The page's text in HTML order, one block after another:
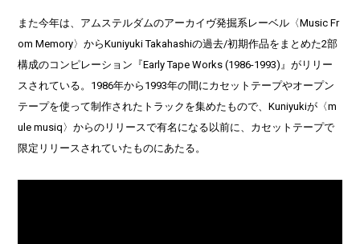
また今年は、アムステルダムのアーカイヴ発掘系レーベル〈Music Fr
om Memory〉からKuniyuki Takahashiの過去/初期作品をまとめた2部
構成のコンピレーション『Early Tape Works (1986-1993)』がリリー
スされている。1986年から1993年の間にカセットテープやオープン
テープを使って制作されたトラックを集めたもので、Kuniyukiが〈m
ule musiq〉からのリリースで有名になる以前に、カセットテープで
限定リリースされていたものにあたる。